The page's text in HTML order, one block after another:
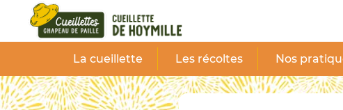
La cueillette Les récoltes Nos
Panneau de gestion des cookies